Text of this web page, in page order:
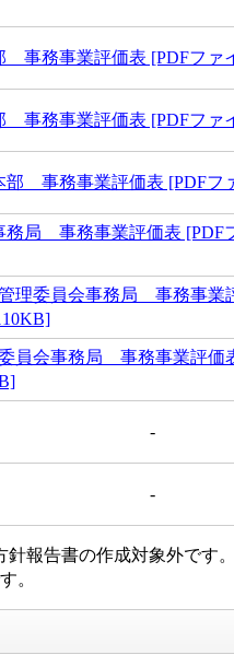
事務事業評価表 [PDFファ
事務事業評価表 [PDFファ
部 事務事業評価表 [PDFフ
務局 事務事業評価表 [PDF
理委員会事務局 事務事業
員会事務局 事務事業評価
-
-
報告書の作成対象外です。
。